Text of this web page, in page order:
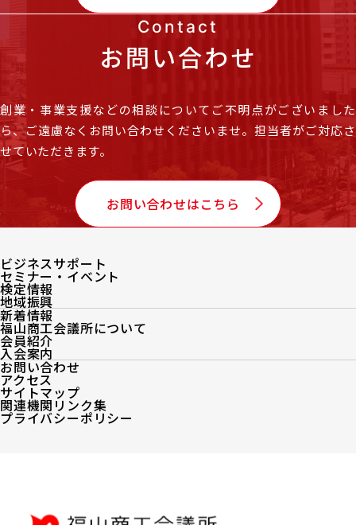
Contact
お問い合わせ
創業・事業支援などの相談についてご不明点がございました
ら、ご遠慮なくお問い合わせくださいませ。担当者がご対応さ
せていただきます。
お問い合わせはこちら
ビジネスサポート
セミナー・イベント
検定情報
地域振興
新着情報
福山商工会議所について
会員紹介
入会案内
お問い合わせ
アクセス
サイトマップ
関連機関リンク集
プライバシーポリシー